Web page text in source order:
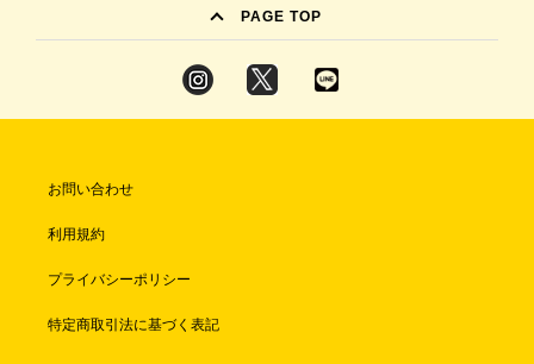
PAGE TOP
お問い合わせ
利用規約
プライバシーポリシー
特定商取引法に基づく表記